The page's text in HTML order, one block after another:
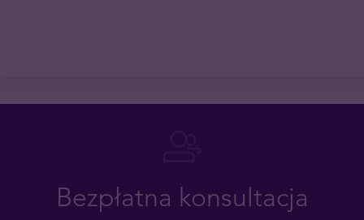
Bezpłatna konsultacja